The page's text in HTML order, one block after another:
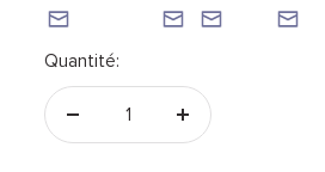
Quantité:
Augmenter